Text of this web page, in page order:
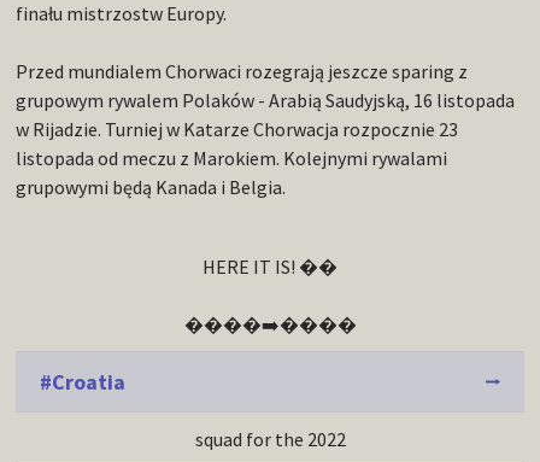
finału mistrzostw Europy.
Przed mundialem Chorwaci rozegrają jeszcze sparing z
grupowym rywalem Polaków - Arabią Saudyjską, 16 listopada
w Rijadzie. Turniej w Katarze Chorwacja rozpocznie 23
listopada od meczu z Marokiem. Kolejnymi rywalami
grupowymi będą Kanada i Belgia.
HERE IT IS! ��
����➡️����
#Croatia
squad for the 2022